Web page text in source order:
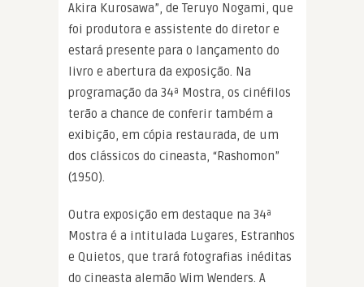
Akira Kurosawa”, de Teruyo Nogami, que
foi produtora e assistente do diretor e
estará presente para o lançamento do
livro e abertura da exposição. Na
programação da 34ª Mostra, os cinéfilos
terão a chance de conferir também a
exibição, em cópia restaurada, de um
dos clássicos do cineasta, “Rashomon”
(1950).
Outra exposição em destaque na 34ª
Mostra é a intitulada Lugares, Estranhos
e Quietos, que trará fotografias inéditas
do cineasta alemão Wim Wenders. A